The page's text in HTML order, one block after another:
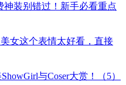
神装别错过！新手必看重点
女这个表情太好看，直接
与Coser大赏！（5）